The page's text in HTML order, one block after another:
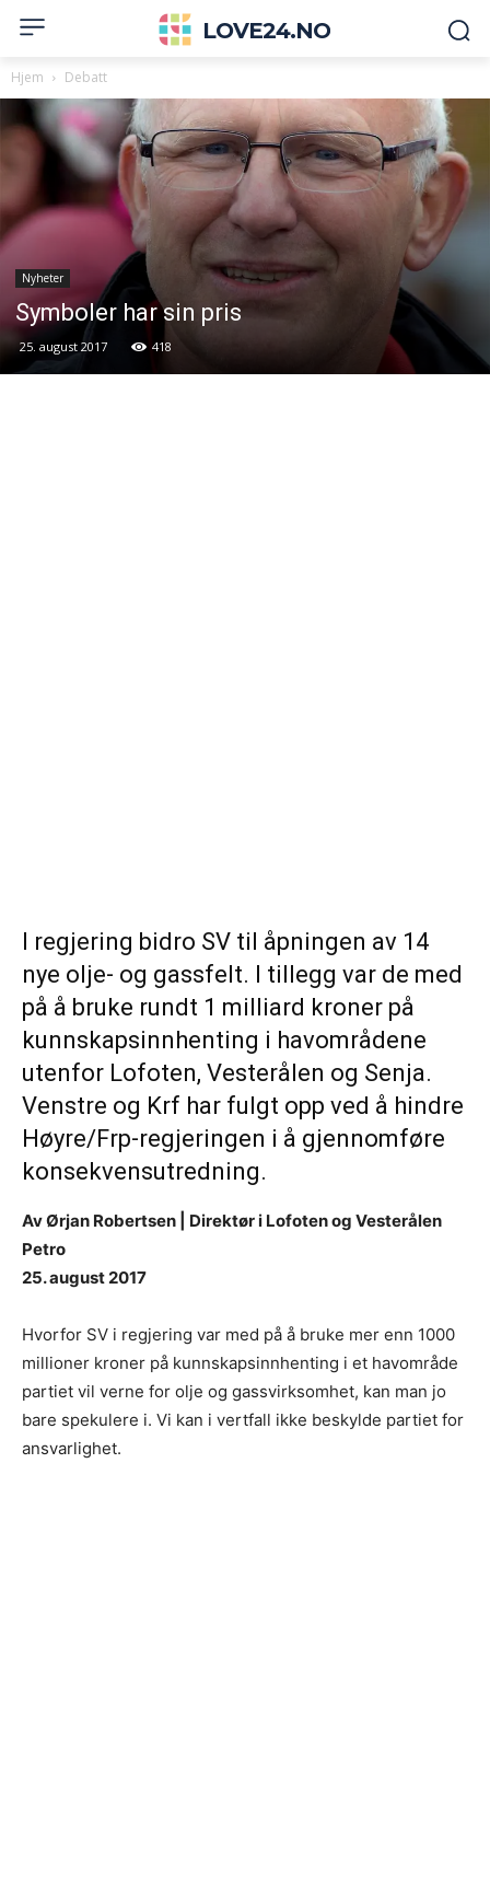
LOVE24.NO
Hjem Debatt
Nyheter
Symboler har sin pris
25. august 2017 418
I regjering bidro SV til åpningen av 14
nye olje- og gassfelt. I tillegg var de med
på å bruke rundt 1 milliard kroner på
kunnskapsinnhenting i havområdene
utenfor Lofoten, Vesterålen og Senja.
Venstre og Krf har fulgt opp ved å hindre
Høyre/Frp-regjeringen i å gjennomføre
konsekvensutredning.
Av Ørjan Robertsen | Direktør i Lofoten og Vesterålen
Petro
25. august 2017
Hvorfor SV i regjering var med på å bruke mer enn 1000
millioner kroner på kunnskapsinnhenting i et havområde
partiet vil verne for olje og gassvirksomhet, kan man jo
bare spekulere i. Vi kan i vertfall ikke beskylde partiet for
ansvarlighet.